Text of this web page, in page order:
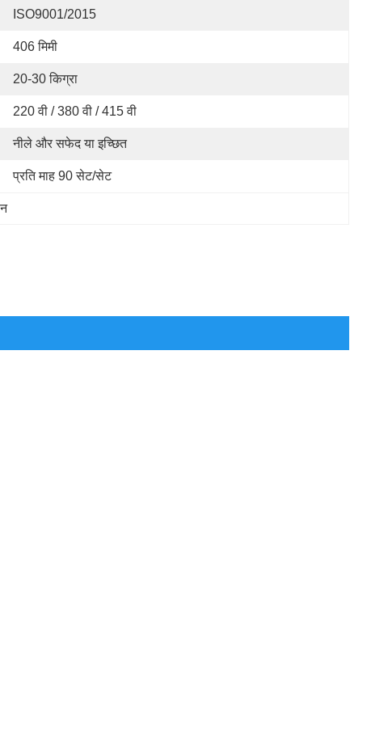
ISO9001/2015
406 मिमी
20-30 किग्रा
220 वी / 380 वी / 415 वी
नीले और सफेद या इच्छित
प्रति माह 90 सेट/सेट